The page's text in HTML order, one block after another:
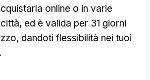
online o in varie
ed è valida per 31 giorni
dandoti flessibilità nei tuoi